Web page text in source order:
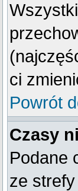
ci
Powrót
Czasy
Podane
ze